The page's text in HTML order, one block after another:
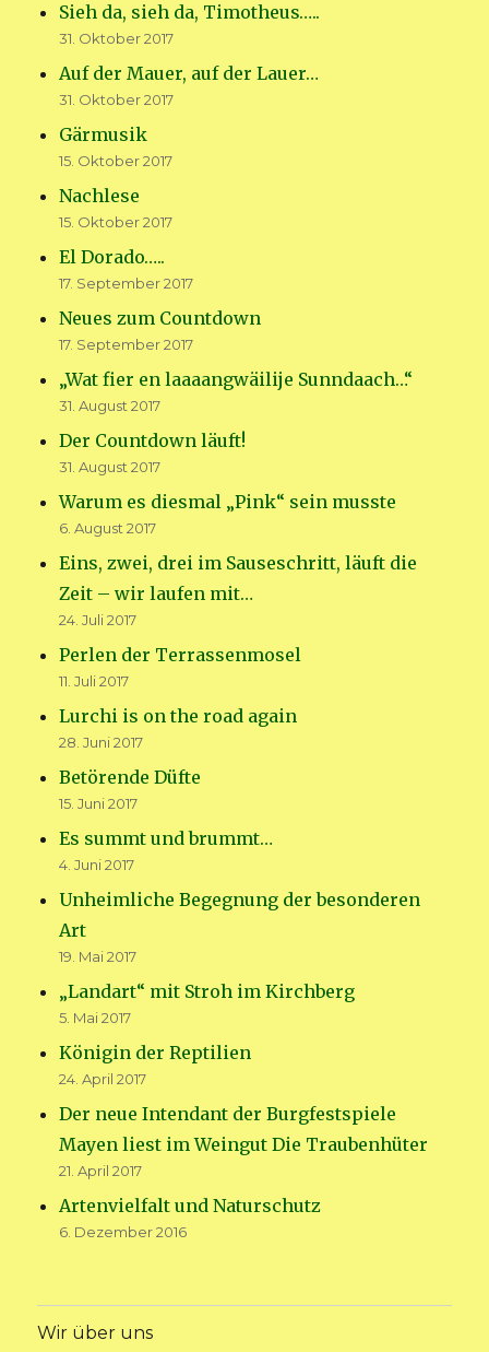
Sieh da, sieh da, Timotheus…..
31. Oktober 2017
Auf der Mauer, auf der Lauer…
31. Oktober 2017
Gärmusik
15. Oktober 2017
Nachlese
15. Oktober 2017
El Dorado…..
17. September 2017
Neues zum Countdown
17. September 2017
„Wat fier en laaaangwäilije Sunndaach…“
31. August 2017
Der Countdown läuft!
31. August 2017
Warum es diesmal „Pink“ sein musste
6. August 2017
Eins, zwei, drei im Sauseschritt, läuft die
Zeit – wir laufen mit…
24. Juli 2017
Perlen der Terrassenmosel
11. Juli 2017
Lurchi is on the road again
28. Juni 2017
Betörende Düfte
15. Juni 2017
Es summt und brummt…
4. Juni 2017
Unheimliche Begegnung der besonderen
Art
19. Mai 2017
„Landart“ mit Stroh im Kirchberg
5. Mai 2017
Königin der Reptilien
24. April 2017
Der neue Intendant der Burgfestspiele
Mayen liest im Weingut Die Traubenhüter
21. April 2017
Artenvielfalt und Naturschutz
6. Dezember 2016
Wir über uns